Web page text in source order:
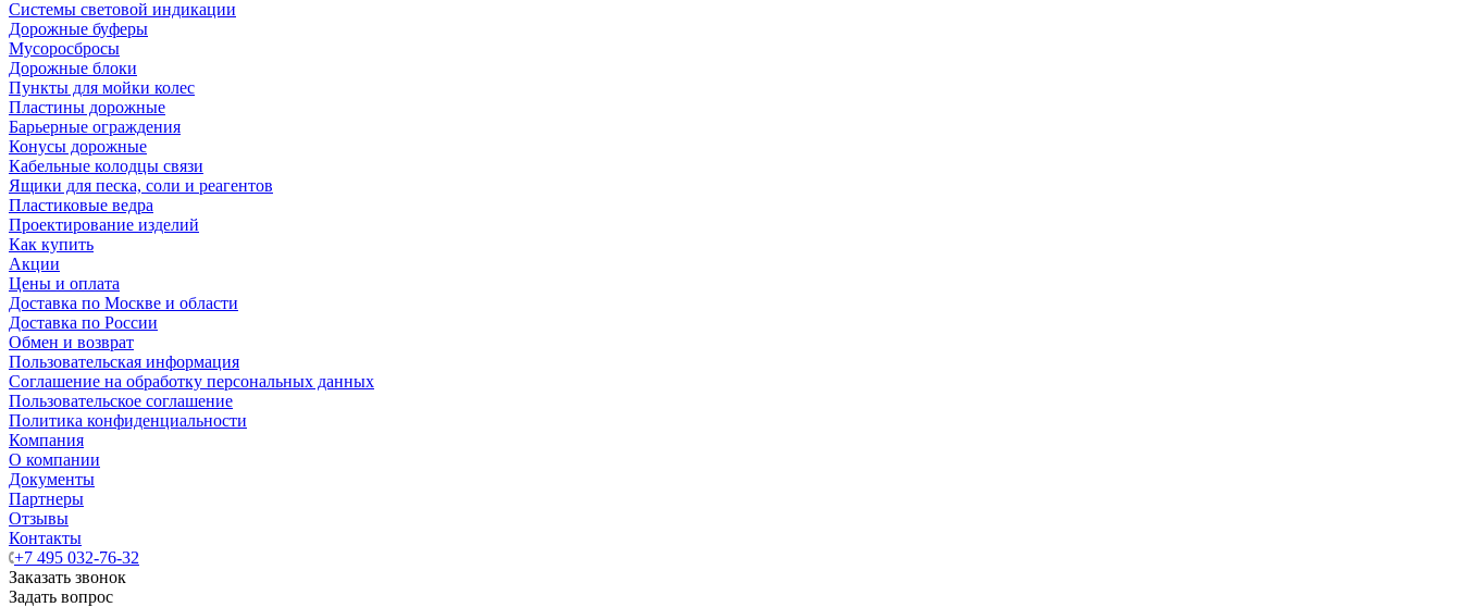
Системы световой индикации
Дорожные буферы
Мусоросбросы
Дорожные блоки
Пункты для мойки колес
Пластины дорожные
Барьерные ограждения
Конусы дорожные
Кабельные колодцы связи
Ящики для песка, соли и реагентов
Пластиковые ведра
Проектирование изделий
Как купить
Акции
Цены и оплата
Доставка по Москве и области
Доставка по России
Обмен и возврат
Пользовательская информация
Соглашение на обработку персональных данных
Пользовательское соглашение
Политика конфиденциальности
Компания
О компании
Документы
Партнеры
Отзывы
Контакты
+7 495 032-76-32
Заказать звонок
Задать вопрос